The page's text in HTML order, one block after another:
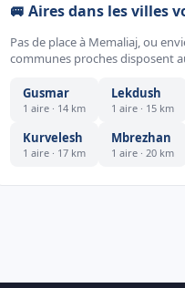
🚐 Aires dans les villes
Pas de place à Memaliaj, ou
communes proches disposent
Gusmar
1 aire · 14 km
Lekdush
1 aire · 15 km
Kurvelesh
1 aire · 17 km
Mbrezhan
1 aire · 20 km